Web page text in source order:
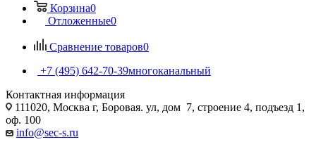
Корзина0
Отложенные0
Сравнение товаров0
+7 (495) 642-70-39многоканальный
Контактная информация
111020, Москва г, Боровая. ул, дом 7, строение 4, подъезд 1,
оф. 100
info@sec-s.ru